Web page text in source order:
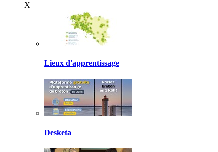
X
Lieux d'apprentissage
Desketa